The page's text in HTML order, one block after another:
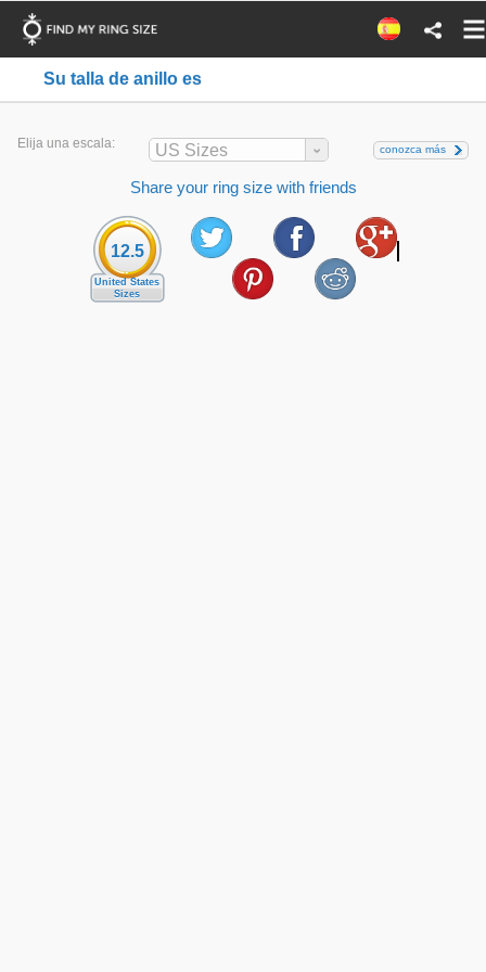
Su talla de anillo es
Elija una escala: US Sizes conozca más
Share your ring size with friends
12.5
United States
Sizes